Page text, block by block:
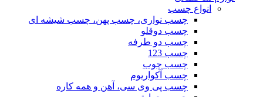
انواع چسب
چسب نواری، چسب پهن، چسب شیشه ای
چسب دوقلو
چسب دو طرفه
چسب 123
چسب چوب
چسب آکواریوم
چسب پی وی سی، آهن و همه کاره